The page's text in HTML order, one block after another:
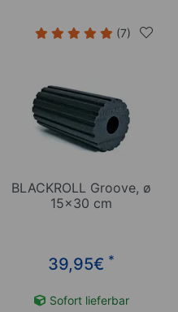
(7)
BLACKROLL Groove, ø
15x30 cm
39,95€ *
Sofort lieferbar